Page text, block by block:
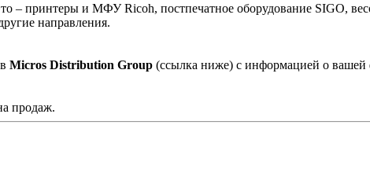
– принтеры и МФУ Ricoh, постпечатное оборудование SIGO,
направления.
Micros Distribution Group (ссылка ниже) с информацией о вашей
продаж.